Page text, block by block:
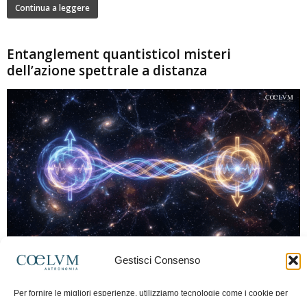
Gestisci Consenso
Per fornire le migliori esperienze, utilizziamo tecnologie come i cookie per
Continua a leggere
Entanglement quantisticoI misteri
dell’azione spettrale a distanza
Marco Lorrai - 15 Giugno 2026 0
moderna: due particelle possono mostrare correlazioni che sembrano ignorare